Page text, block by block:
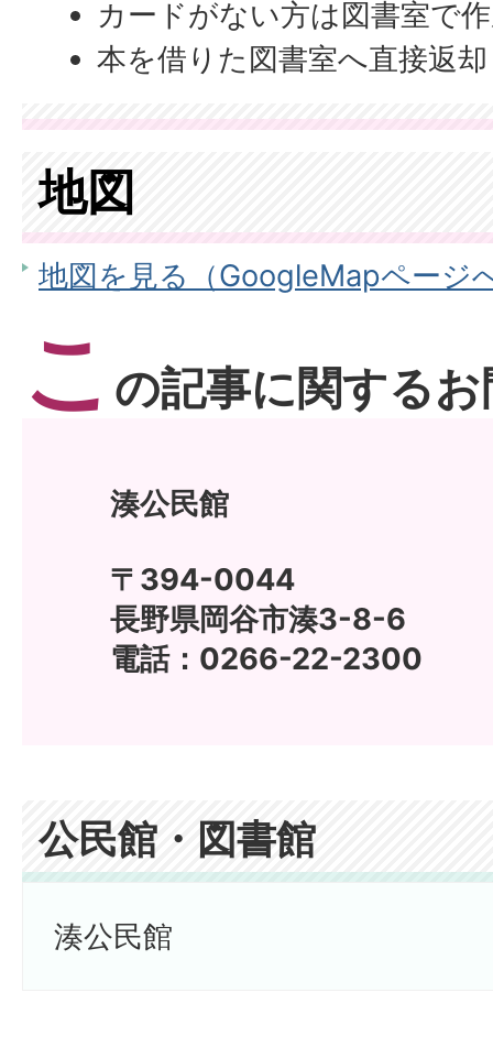
カードがない方は図書室で
本を借りた図書室へ直接返
地図
地図を見る（GoogleMapページ
こ の記事に関する
湊公民館
〒394-0044
長野県岡谷市湊3-8-6
電話：0266-22-2300
公民館・図書館
湊公民館